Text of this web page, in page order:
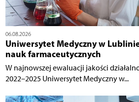
06.08.2026
Uniwersytet Medyczny w
nauk farmaceutycznych
W najnowszej ewaluacji jakości
2022–2025 Uniwersytet Medyczny w...